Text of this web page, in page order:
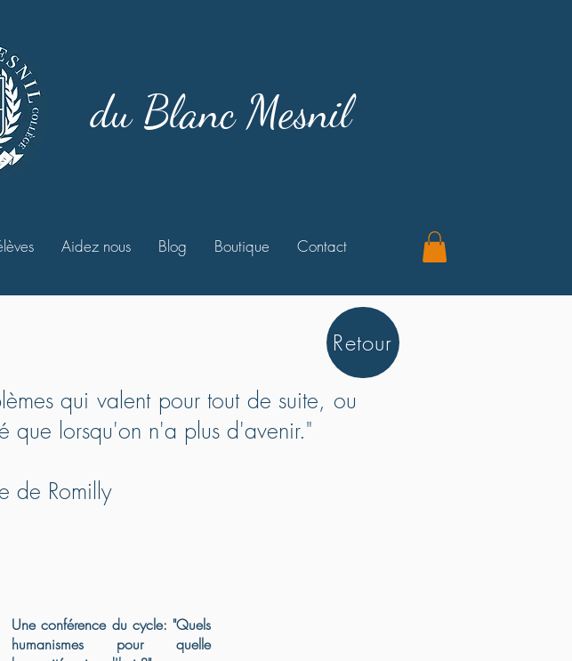
du Blanc Mesnil
Aidez nous Blog Boutique Contact
Retour
qui valent pour tout de suite, ou
que lorsqu'on n'a plus d'avenir."
de Romilly
Une conférence du cycle: "Quels
humanismes pour quelle